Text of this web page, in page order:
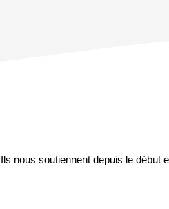
Ils nous soutiennent depuis le début